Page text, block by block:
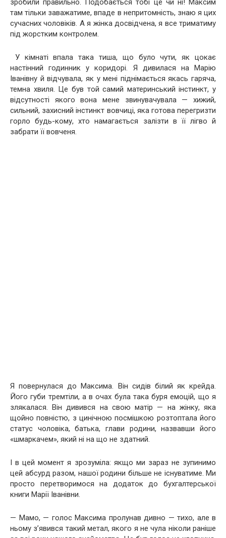
зробили правильно. Подобається тобі це чи ні! Максим
там тільки заважатиме, впаде в непритомність, знаю я цих
сучасних чоловіків. А я жінка досвідчена, я все триматиму
під жорстким контролем.
У кімнаті впала така тиша, що було чути, як цокає
настінний годинник у коридорі. Я дивилася на Марію
Іванівну й відчувала, як у мені піднімається якась гаряча,
темна хвиля. Це був той самий материнський інстинкт, у
відсутності якого вона мене звинувачувала — хижий,
сильний, захисний інстинкт вовчиці, яка готова перегризти
горло будь-кому, хто намагається залізти в її лігво й
забрати її вовченя.
Я повернулася до Максима. Він сидів білий як крейда.
Його губи тремтіли, а в очах була така буря емоцій, що я
злякалася. Він дивився на свою матір — на жінку, яка
щойно повністю, з цинічною посмішкою розтоптала його
статус чоловіка, батька, глави родини, назвавши його
«шмаркачем», який ні на що не здатний.
І в цей момент я зрозуміла: якщо ми зараз не зупинимо
цей абсурд разом, нашої родини більше не існуватиме. Ми
просто перетворимося на додаток до бухгалтерської
книги Марії Іванівни.
— Мамо, — голос Максима пролунав дивно — тихо, але в
ньому з’явився такий метал, якого я не чула ніколи раніше